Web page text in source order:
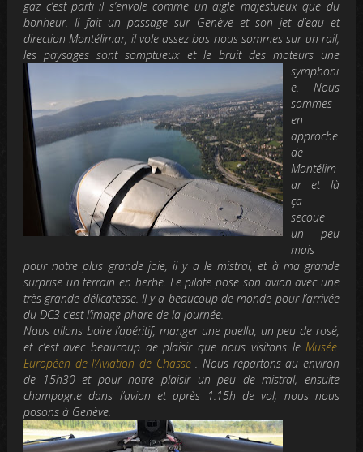
gaz c’est parti il s’envole comme un aigle majestueux que du
bonheur. Il fait un passage sur Genève et son jet d’eau et
direction Montélimar, il vole assez bas nous sommes sur un rail,
les paysages sont somptueux et le bruit des moteurs une
symphoni
e.
Nous
sommes
en
approche
de
Montélim
ar et là
ça
secoue
un peu
mais
pour notre plus grande joie, il y a le mistral, et à ma grande
surprise un terrain en herbe. Le pilote pose son avion avec une
très grande délicatesse. Il y a beaucoup de monde pour l’arrivée
du DC3 c’est l’image phare de la journée.
Nous allons boire l’apéritif, manger une paella, un peu de rosé,
et c’est avec beaucoup de plaisir que nous visitons leMusée
Européen de l’Aviation de Chasse. Nous repartons au environ
de 15h30 et pour notre plaisir un peu de mistral, ensuite
champagne dans l’avion et après 1.15h de vol, nous nous
posons à Genève.